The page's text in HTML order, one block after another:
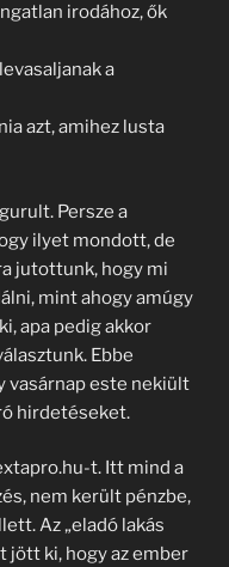
irodához, ők
a
azt, amihez lusta
Persze a
ilyet mondott, de
jutottunk, hogy mi
mint ahogy amúgy
apa pedig akkor
Ebbe
vasárnap este nekiült
hirdetéseket.
t. Itt mind a
nem került pénzbe,
Az „eladó lakás
jött ki, hogy az ember